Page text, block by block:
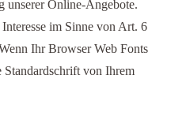
unserer Online-Angebote.
im Sinne von Art. 6
Ihr Browser Web Fonts
von Ihrem